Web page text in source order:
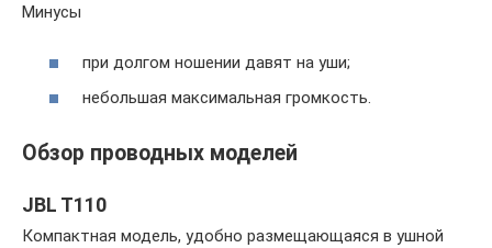
Минусы
при долгом ношении давят на уши;
небольшая максимальная громкость.
Обзор проводных моделей
JBL T110
Компактная модель, удобно размещающаяся в ушной